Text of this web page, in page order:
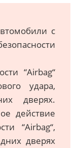
с
“Аirbag“
удара,
дверях.
действие
“Аirbag“,
дверях